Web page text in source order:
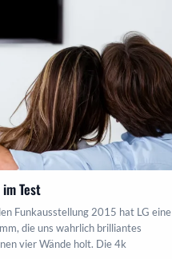
im Test
Funkausstellung 2015 hat LG eine
die uns wahrlich brilliantes
vier Wände holt. Die 4k